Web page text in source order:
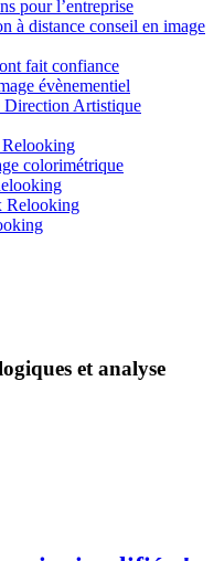
pour l’entreprise
à distance conseil en image
fait confiance
évènementiel
Direction Artistique
colorimétrique
Relooking
et analyse